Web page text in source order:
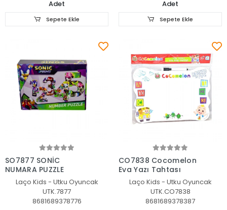
Adet
Sepete Ekle
Adet
Sepete Ekle
Sepete Ekle
SO7877 SONİC
NUMARA PUZZLE
Laço Kids - Utku Oyuncak
UTK.7877
8681689378776
Sepete Ekle
CO7838 Cocomelon
Eva Yazı Tahtası
Laço Kids - Utku Oyuncak
UTK.CO7838
8681689378387